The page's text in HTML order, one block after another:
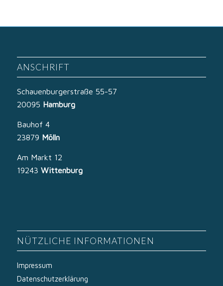
ANSCHRIFT
Schauenburgerstraße 55-57
20095 Hamburg
Bauhof 4
23879 Mölln
Am Markt 12
19243 Wittenburg
NÜTZLICHE INFORMATIONEN
Impressum
Datenschutzerklärung